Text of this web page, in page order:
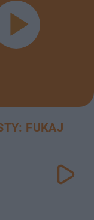
FUKAJ